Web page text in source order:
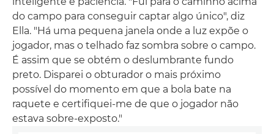
do campo para conseguir captar algo único", diz
Ella. "Há uma pequena janela onde a luz expõe o
jogador, mas o telhado faz sombra sobre o campo.
É assim que se obtém o deslumbrante fundo
preto. Disparei o obturador o mais próximo
possível do momento em que a bola bate na
raquete e certifiquei-me de que o jogador não
estava sobre-exposto."